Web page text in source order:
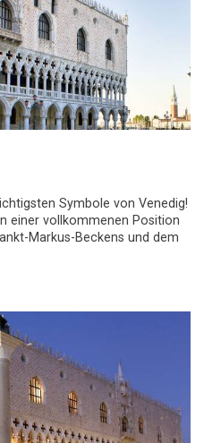
Symbole von Venedig!
einer vollkommenen Position
Markus-Beckens und dem